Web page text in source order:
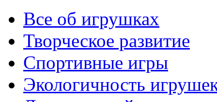
Все об игрушках
Творческое развитие
Спортивные игры
Экологичность